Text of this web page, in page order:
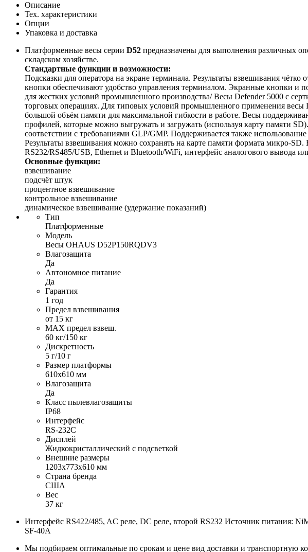
Описание
Тех. характеристики
Опции
Упаковка и доставка
Платформенные весы серии D52 предназначены для выполнения различных
складском хозяйстве.
Стандартные функции и возможности:
Подсказки для оператора на экране терминала. Результаты взвешивания
кнопки обеспечивают удобство управления терминалом. Экранные кнопки и
для жестких условий промышленного производства/ Весы Defender 5000 с
торговых операциях. Для типовых условий промышленного применения
большой объём памяти для максимальной гибкости в работе. Весы
профилей, которые можно выгружать и загружать (используя карту памяти
соответствии с требованиями GLP/GMP. Поддерживается также
Результаты взвешивания можно сохранять на карте памяти формата микро-
RS232/RS485/USB, Ethernet и Bluetooth/WiFi, интерфейс аналогового вывода
Основные функции:
взвешивание
подсчёт штук
процентное взвешивание
контрольное взвешивание
динамическое взвешивание (удержание показаний)
Тип
Платформенные
Модель
Весы OHAUS D52P150RQDV3
Влагозащита
Да
Автономное питание
Да
Гарантия
1 год
Предел взвешивания
от 15 кг
MAX предел взвеш.
60 кг/150 кг
Дискретность
5 г/10 г
Размер платформы
610х610 мм
Влагозащита
Да
Класс пылевлагозащиты
IP68
Интерфейс
RS-232C
Дисплей
Жидкокристаллический с подсветкой
Внешние размеры
1203х773х610 мм
Страна бренда
США
Вес
37 кг
Интерфейс RS422/485, AC реле, DC реле, второй RS232 Источник питания:
SF-40A
Мы подбираем оптимальные по срокам и цене вид доставки и транспортную